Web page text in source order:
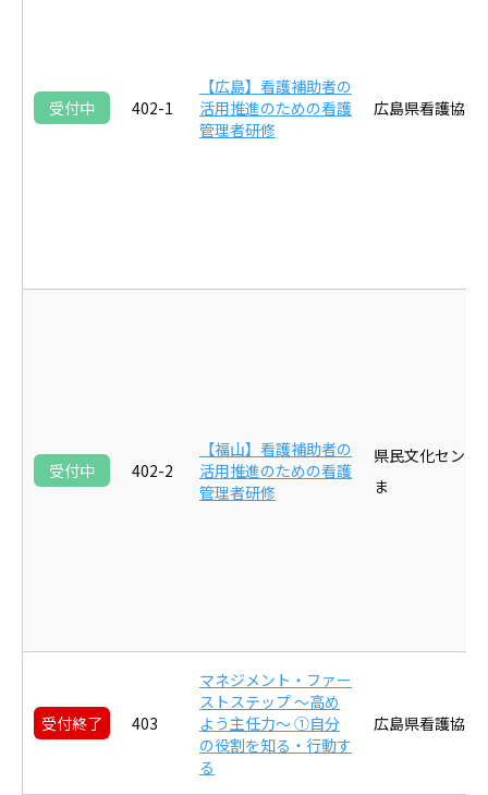
受付中 402-1
【広島】看護補助者の
活用推進のための看護
管理者研修
広島県看護協会
受付中 402-2
【福山】看護補助者の
活用推進のための看護
管理者研修
県民文化センタ
ま
受付終了 403
マネジメント・ファー
ストステップ ～高め
よう主任力～ ①自分
の役割を知る・行動す
る
広島県看護協会